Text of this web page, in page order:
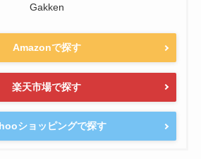
Gakken
Amazonで探す
楽天市場で探す
ショッピングで探す